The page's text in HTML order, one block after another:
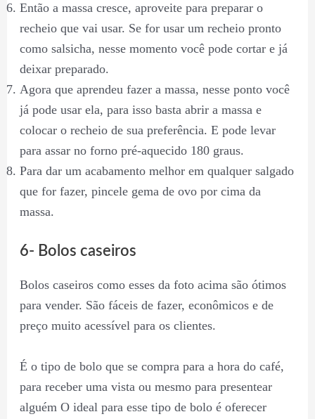
Então a massa cresce, aproveite para preparar o
recheio que vai usar. Se for usar um recheio pronto
como salsicha, nesse momento você pode cortar e já
deixar preparado.
Agora que aprendeu fazer a massa, nesse ponto você
já pode usar ela, para isso basta abrir a massa e
colocar o recheio de sua preferência. E pode levar
para assar no forno pré-aquecido 180 graus.
Para dar um acabamento melhor em qualquer salgado
que for fazer, pincele gema de ovo por cima da
massa.
6- Bolos caseiros
Bolos caseiros como esses da foto acima são ótimos
para vender. São fáceis de fazer, econômicos e de
preço muito acessível para os clientes.
É o tipo de bolo que se compra para a hora do café,
para receber uma vista ou mesmo para presentear
alguém O ideal para esse tipo de bolo é oferecer